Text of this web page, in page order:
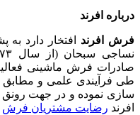
درباره افرند
فرش افرند افتخار دارد
صادرات فرش ماشینی
طی فرآیندی علمی و مطابق
سازی نموده و در جهت رونق
افرند رضایت مشتریان فرش